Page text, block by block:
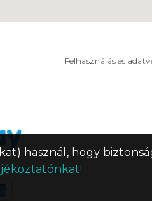
Felhasználás és
használ, hogy